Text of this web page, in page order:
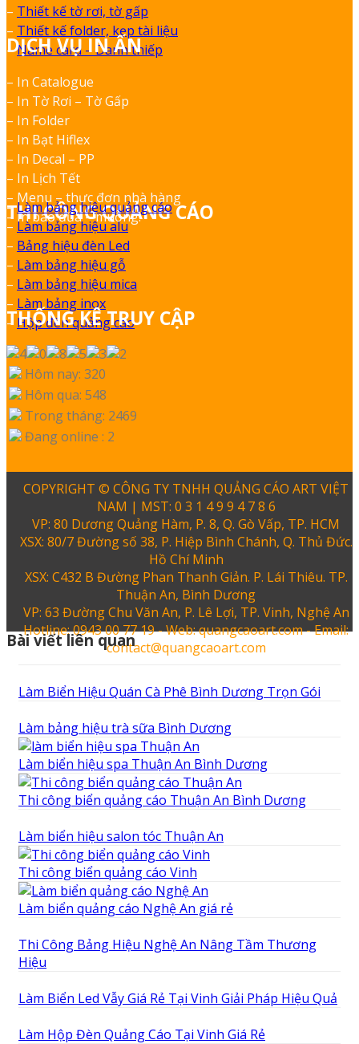
– Thiết kế tờ rơi, tờ gấp
– Thiết kế folder, kẹp tài liệu
–Name card – Danh thiếp
DỊCH VỤ IN ẤN
– In Catalogue
– In Tờ Rơi – Tờ Gấp
– In Folder
– In Bạt Hiflex
– In Decal – PP
– In Lịch Tết
– Menu – thực đơn nhà hàng
– In bao đũa – muỗng.
THI CÔNG QUẢNG CÁO
–Làm bảng hiệu quảng cáo
– Làm bảng hiệu alu
– Bảng hiệu đèn Led
– Làm bảng hiệu gỗ
– Làm bảng hiệu mica
– Làm bảng inox
– Hộp đèn quảng cáo
THỐNG KÊ TRUY CẬP
Hôm nay: 320
Hôm qua: 548
Trong tháng: 2469
Đang online : 2
COPYRIGHT © CÔNG TY TNHH QUẢNG CÁO ART VIỆT
NAM | MST: 0 3 1 4 9 9 4 7 8 6
VP: 80 Dương Quảng Hàm, P. 8, Q. Gò Vấp, TP. HCM
XSX: 80/7 Đường số 38, P. Hiệp Bình Chánh, Q. Thủ Đức.
Hồ Chí Minh
XSX: C432 B Đường Phan Thanh Giản. P. Lái Thiêu. TP.
Thuận An, Bình Dương
VP: 63 Đường Chu Văn An, P. Lê Lợi, TP. Vinh, Nghệ An
Hotline: 0943 00 77 19 - Web: quangcaoart.com - Email:
contact@quangcaoart.com
Bài viết liên quan
Làm Biển Hiệu Quán Cà Phê Bình Dương Trọn Gói
Làm bảng hiệu trà sữa Bình Dương
Làm biển hiệu spa Thuận An Bình Dương
Thi công biển quảng cáo Thuận An Bình Dương
Làm biển hiệu salon tóc Thuận An
Thi công biển quảng cáo Vinh
Làm biển quảng cáo Nghệ An giá rẻ
Thi Công Bảng Hiệu Nghệ An Nâng Tầm Thương
Hiệu
Làm Biển Led Vẫy Giá Rẻ Tại Vinh Giải Pháp Hiệu Quả
Làm Hộp Đèn Quảng Cáo Tại Vinh Giá Rẻ